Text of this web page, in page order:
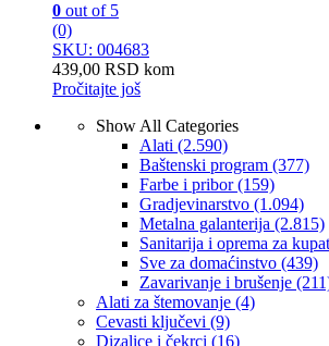
0 out of 5
(0)
SKU: 004683
439,00 RSD kom
Pročitajte još
Show All Categories
Alati (2.590)
Baštenski program (377)
Farbe i pribor(159)
Gradjevinarstvo (1.094)
Metalna galanterija (2.815)
Sanitarija i oprema za
Sve za domaćinstvo (439)
Zavarivanje i brušenje
Alati za štemovanje (4)
Cevasti ključevi (9)
Dizalice i čekrci (16)